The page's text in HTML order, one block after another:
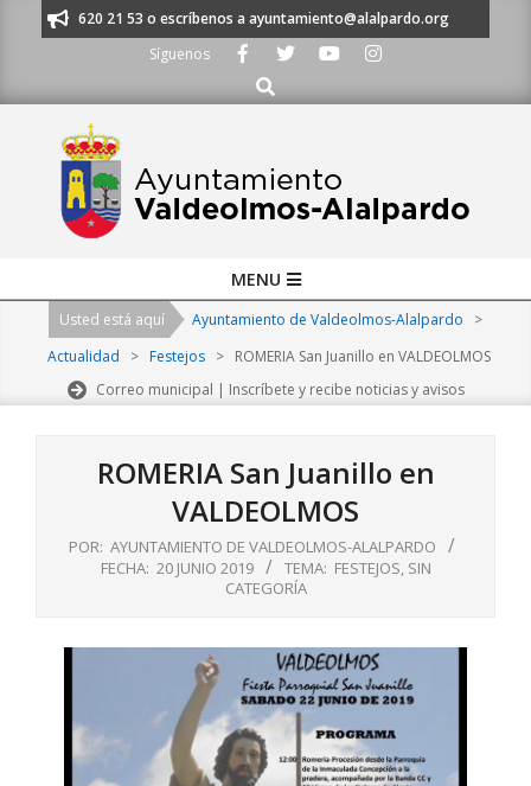
al 91 620 21 53 o escríbenos a ayuntamiento@alalpardo.org
Síguenos
Buscar
Navigation
MENU
Usted está aquí Ayuntamiento de Valdeolmos-Alalpardo
>
Actualidad
> Festejos > ROMERIA San Juanillo en VALDEOLMOS
Correo municipal | Inscríbete y recibe noticias y avisos
ROMERIA San Juanillo en
VALDEOLMOS
POR: AYUNTAMIENTO DE VALDEOLMOS-ALALPARDO
FECHA: 20 JUNIO 2019 TEMA: FESTEJOS, SIN
CATEGORÍA